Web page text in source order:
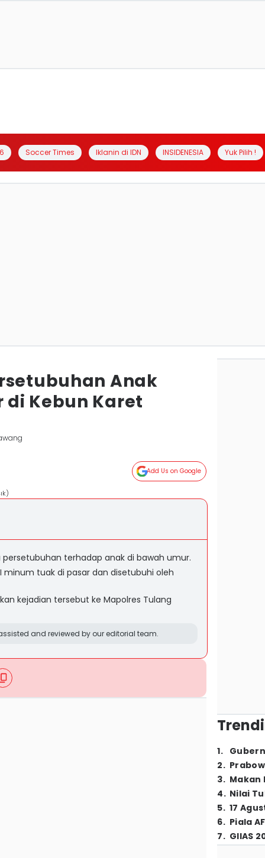
Soccer Times Iklanin di IDN INSIDENESIA Yuk Pilih !
Anak
di Kebun Karet
Add Us on Google
persetubuhan terhadap anak di bawah umur.
minum tuak di pasar dan disetubuhi oleh
kejadian tersebut ke Mapolres Tulang
and reviewed by our editorial team.
1.
2.
3. Makan
4. Nilai
5. 17
6. Piala
7. GIIAS